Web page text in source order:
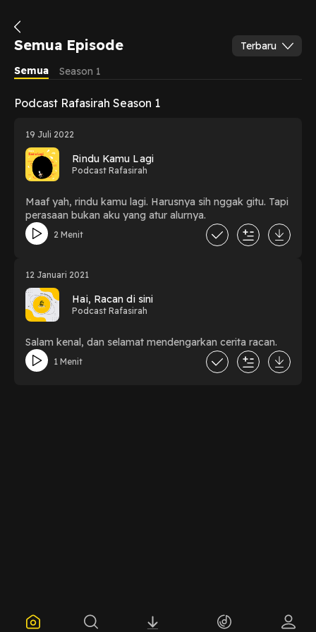
Semua Episode
Terbaru
Semua
Season 1
Podcast Rafasirah Season 1
19 Juli 2022
Rindu Kamu Lagi
Podcast Rafasirah
Maaf yah, rindu kamu lagi. Harusnya sih nggak gitu. Tapi
perasaan bukan aku yang atur alurnya.
2 Menit
12 Januari 2021
Hai, Racan di sini
Podcast Rafasirah
Salam kenal, dan selamat mendengarkan cerita racan.
1 Menit